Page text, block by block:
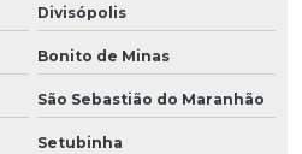
Divisópolis
Bonito de Minas
São Sebastião do Maranhão
Setubinha